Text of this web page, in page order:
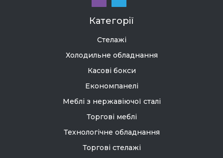
Категорії
Стелажі
Холодильне обладнання
Касові бокси
Економпанелі
Меблі з нержавіючої сталі
Торгові меблі
Технологічне обладнання
Торгові стелажі